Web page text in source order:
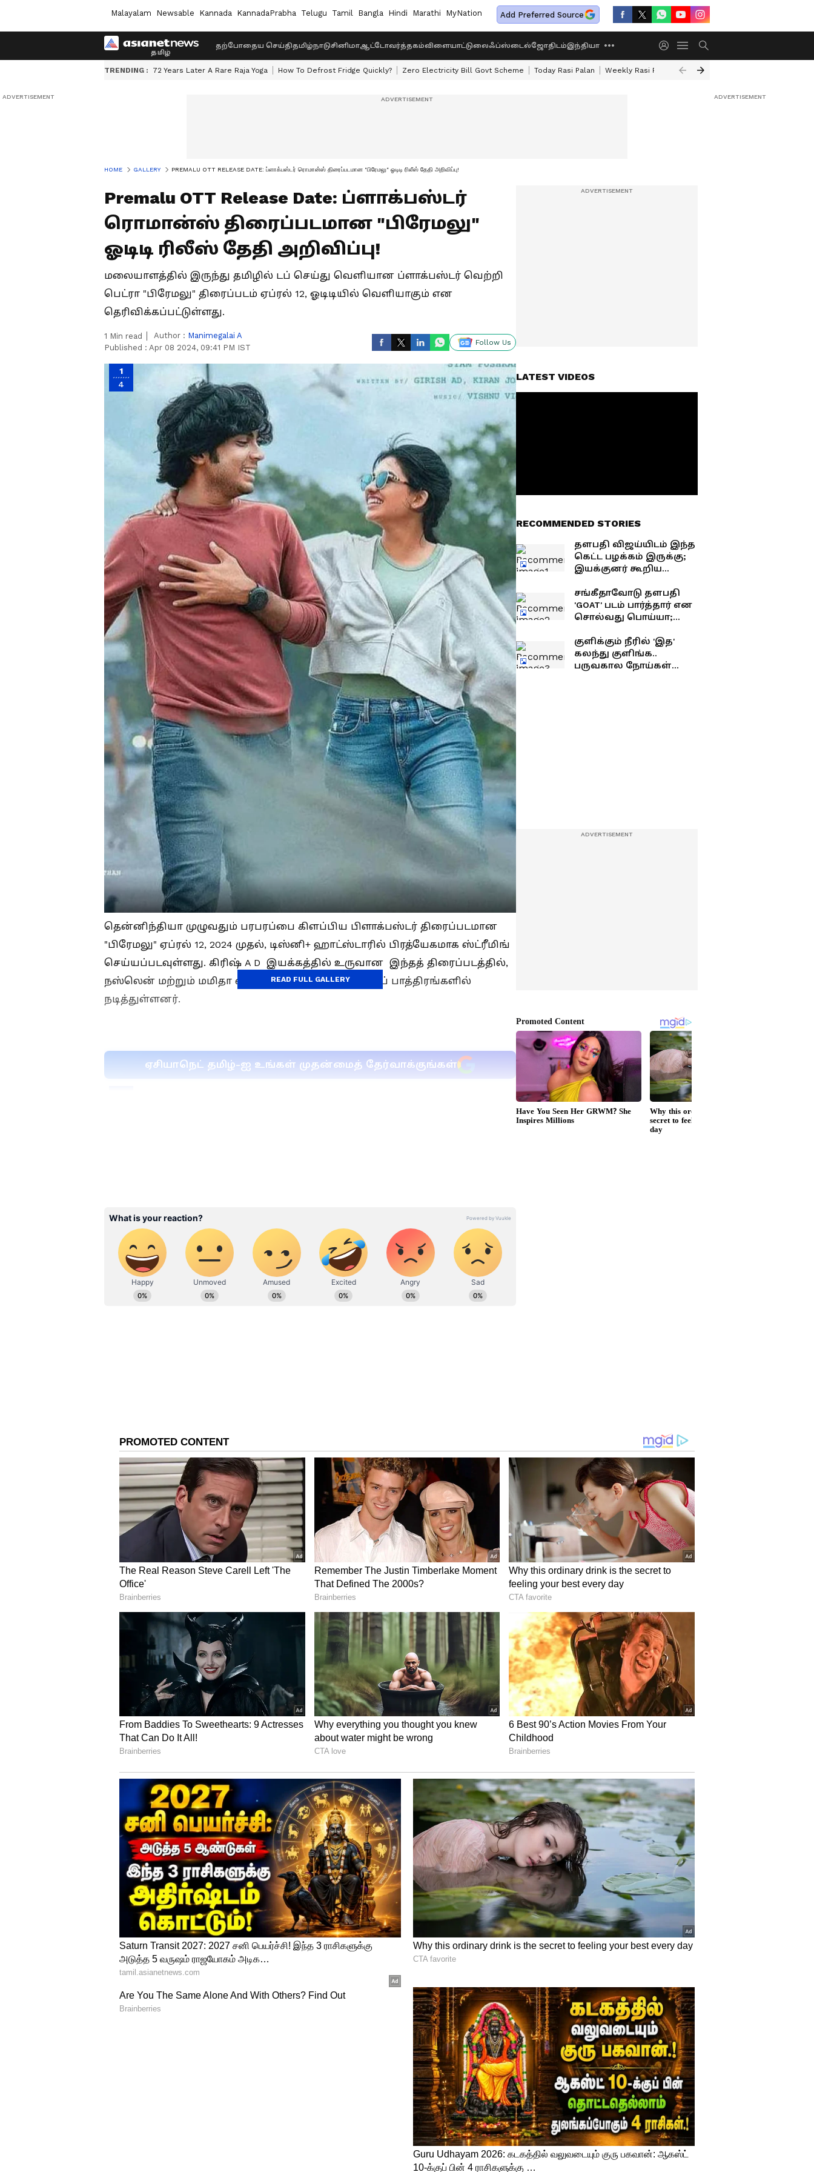
Malayalam Newsable Kannada KannadaPrabha Telugu Tamil Bangla Hindi Marathi MyNation Add Preferred Source
தற்போதைய செய்திதமிழ்நாடுசினிமாஆட்டோவர்த்தகம்விளையாட்டுலைஃப்ஸ்டைல்ஜோதிடம்இந்தியா
TRENDING : 72 Years Later A Rare Raja Yoga How To Defrost Fridge Quickly? Zero Electricity Bill Govt Scheme Today Rasi Palan Weekly Rasi Palan Sun Transit 2026
HOME GALLERY PREMALU OTT RELEASE DATE: ப்ளாக்பஸ்டர் ரொமான்ஸ் திரைப்படமான "பிரேமலு" ஓடிடி ரிலீஸ் தேதி அறிவிப்பு!
Premalu OTT Release Date: ப்ளாக்பஸ்டர்
ரொமான்ஸ் திரைப்படமான "பிரேமலு"
ஓடிடி ரிலீஸ் தேதி அறிவிப்பு!
மலையாளத்தில் இருந்து தமிழில் டப் செய்து வெளியான ப்ளாக்பஸ்டர் வெற்றி
பெட்ரா "பிரேமலு" திரைப்படம் ஏப்ரல் 12, ஓடிடியில் வெளியாகும் என
தெரிவிக்கப்பட்டுள்ளது.
1 Min read Author : Manimegalai A
Published : Apr 08 2024, 09:41 PM IST
Follow Us
1
4
தென்னிந்தியா முழுவதும் பரபரப்பை கிளப்பிய பிளாக்பஸ்டர் திரைப்படமான
"பிரேமலு" ஏப்ரல் 12, 2024 முதல், டிஸ்னி+ ஹாட்ஸ்டாரில் பிரத்யேகமாக ஸ்ட்ரீமிங்
செய்யப்படவுள்ளது. கிரிஷ் A D இயக்கத்தில் உருவான இந்தத் திரைப்படத்தில்,
நஸ்லென் மற்றும் மமிதா பைஜூ ஆகியோர் முதன்மைப் பாத்திரங்களில்
நடித்துள்ளனர்.
ஏசியாநெட் தமிழ்-ஐ உங்கள் முதன்மைத் தேர்வாக்குங்கள்
அதிர்ச்சியில் ரகுராம் குடும்பம்!சந்தியா ராகம் அப்டேட்!
3
4
GATE தேர்வுக்குத் தயாராவதற்காக ஹைதராபாத் நகருக்குச் செல்லும்
பொறியியல் பட்டதாரி இளைஞனான சச்சினின் கதையை பிரேமலு
விவரிக்கிறது. ஹைதராபாத்தில் அவன், ஐடி துறையில் பணிபுரியும் ரீனுவைச்
சந்திக்கிறான், அவர்கள் நண்பர்களாகிறார்கள். சச்சின் ரீனுவை ஒருதலையாகக்
காதலிக்க ஆரம்பிக்க, அடுத்தடுத்து நடக்கும் சுவாரஸ்யமான சம்பவங்கள்,
நம்மை ஒரு அழகான பயணத்திற்குக் கூட்டிச் செல்கிறது.
READ FULL GALLERY
LATEST VIDEOS
RECOMMENDED STORIES
தளபதி விஜய்யிடம் இந்த
கெட்ட பழக்கம் இருக்கு;
இயக்குனர் கூறிய
சங்கீதாவோடு தளபதி
'GOAT' படம் பார்த்தார் என
சொல்வது பொய்யா;
யாருடன் பார்த்தார்
தெரியுமா?
குளிக்கும் நீரில் 'இத'
கலந்து குளிங்க..
பருவகால நோய்கள்